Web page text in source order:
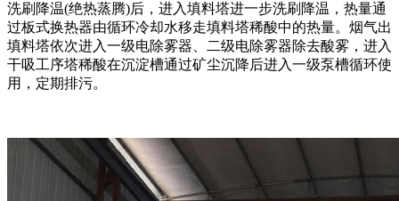
洗刷降温(绝热蒸腾)后，进入填料塔进一步洗刷降温，热量通
过板式换热器由循环冷却水移走填料塔稀酸中的热量。烟气出
填料塔依次进入一级电除雾器、二级电除雾器除去酸雾，进入
干吸工序塔稀酸在沉淀槽通过矿尘沉降后进入一级泵槽循环使
用，定期排污。